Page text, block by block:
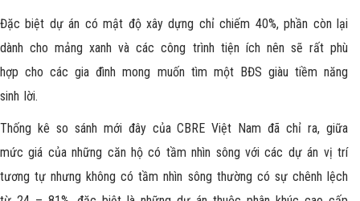
Đặc biệt dự án có mật độ xây dựng chỉ chiếm 40%, phần còn lại
dành cho mảng xanh và các công trình tiện ích nên sẽ rất phù
hợp cho các gia đình mong muốn tìm một BĐS giàu tiềm năng
sinh lời.
Thống kê so sánh mới đây của CBRE Việt Nam đã chỉ ra, giữa
mức giá của những căn hộ có tầm nhìn sông với các dự án vị trí
tương tự nhưng không có tầm nhìn sông thường có sự chênh lệch